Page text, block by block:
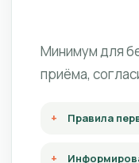
Минимум для
приёма,
Правила